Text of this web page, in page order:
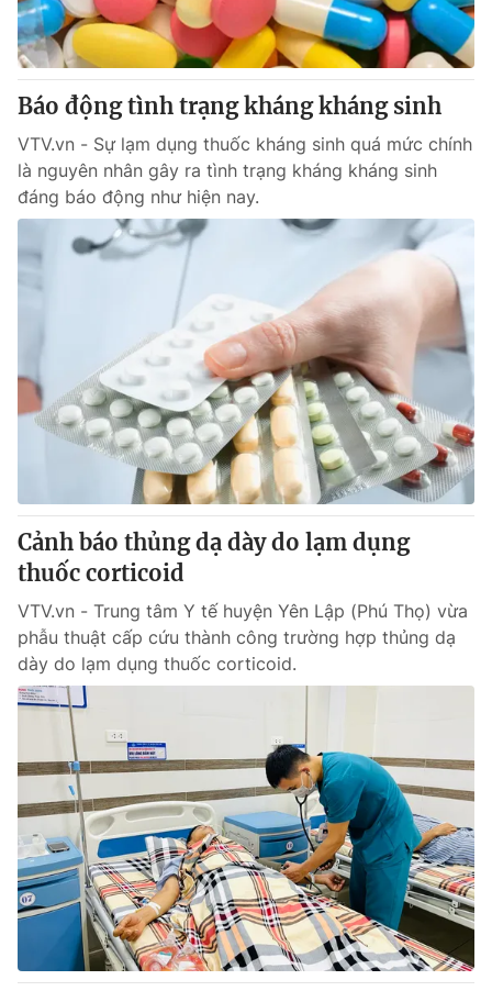
VTV4 Vươn mình bằng AI
VTV9 VTV8
Liên hệ tòa soạn English
Theo dõi báo trên
Cơ quan chủ quản:Đài Truyền hình Việt Nam
Cơ quan báo chí:Thời báo VTV
Giấy phép hoạt động báo in và báo điện tử số 483/GP-BTTTT
cấp ngày 29/12/2023
Tổng Biên tập:Vũ Thanh Thủy
Phó Tổng Biên tập:Nguyễn Thị Mỹ Hạnh, Phạm Quốc Thắng,
Nguyễn Trọng Ninh
024.38 355 931 - 024.38 355 932
Ðiện thoại Thời báo VTV:024.66 897 897
Email:toasoan@vtv.vn
Liên hệ quảng cáo:024-7300.7108
Báo động tình trạng kháng kháng sinh
VTV.vn - Sự lạm dụng thuốc kháng sinh quá mức chính
là nguyên nhân gây ra tình trạng kháng kháng sinh
đáng báo động như hiện nay.
Cảnh báo thủng dạ dày do lạm dụng
thuốc corticoid
VTV.vn - Trung tâm Y tế huyện Yên Lập (Phú Thọ) vừa
phẫu thuật cấp cứu thành công trường hợp thủng dạ
dày do lạm dụng thuốc corticoid.